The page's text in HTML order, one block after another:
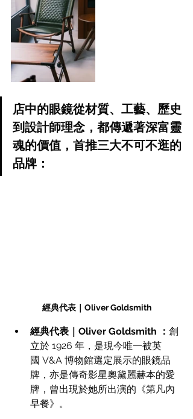
店中的眼鏡從材質、工藝、歷史
到設計師理念，都傳遞著深富靈
魂的價值，首推三大不可不逛的
品牌：
經典代表｜Oliver Goldsmith
經典代表｜Oliver Goldsmith ： 創
立於 1926 年，是現今唯一被英
國 V&A 博物館選定展示的眼鏡品
牌，亦是傳奇影星奧黛麗赫本的愛
牌，曾出現於她所出演的《第凡內
早餐》。